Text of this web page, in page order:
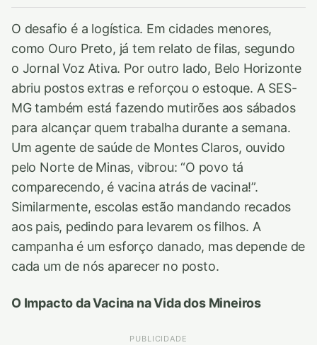
O desafio é a logística. Em cidades menores,
como Ouro Preto, já tem relato de filas, segundo
o Jornal Voz Ativa. Por outro lado, Belo Horizonte
abriu postos extras e reforçou o estoque. A SES-
MG também está fazendo mutirões aos sábados
para alcançar quem trabalha durante a semana.
Um agente de saúde de Montes Claros, ouvido
pelo Norte de Minas, vibrou: “O povo tá
comparecendo, é vacina atrás de vacina!”.
Similarmente, escolas estão mandando recados
aos pais, pedindo para levarem os filhos. A
campanha é um esforço danado, mas depende de
cada um de nós aparecer no posto.
O Impacto da Vacina na Vida dos Mineiros
PUBLICIDADE